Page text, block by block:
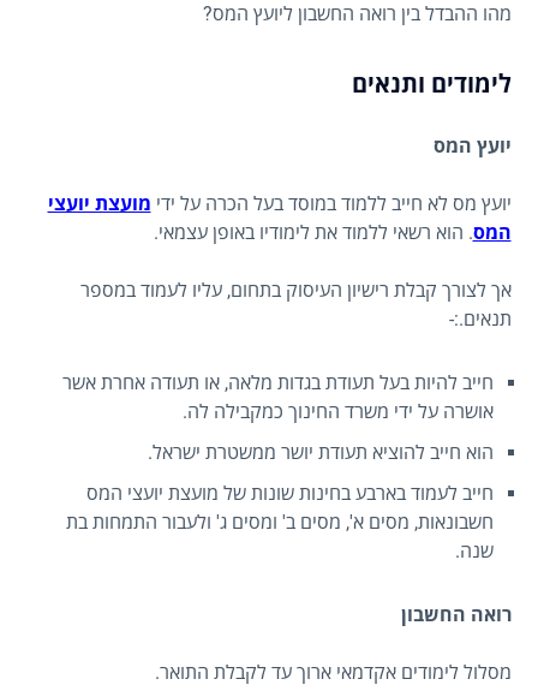
מהו ההבדל בין רואה החשבון ליועץ המס?
לימודים ותנאים
יועץ המס
יועץ מס לא חייב ללמוד במוסד בעל הכרה על ידי מועצת יועצי
המס. הוא רשאי ללמוד את לימודיו באופן עצמאי.
אך לצורך קבלת רישיון העיסוק בתחום, עליו לעמוד במספר
תנאים.:-
חייב להיות בעל תעודת בגדות מלאה, או תעודה אחרת אשר
אושרה על ידי משרד החינוך כמקבילה לה.
הוא חייב להוציא תעודת יושר ממשטרת ישראל.
חייב לעמוד בארבע בחינות שונות של מועצת יועצי המס
חשבונאות, מסים א', מסים ב' ומסים ג' ולעבור התמחות בת
שנה.
רואה החשבון
מסלול לימודים אקדמאי ארוך עד לקבלת התואר.